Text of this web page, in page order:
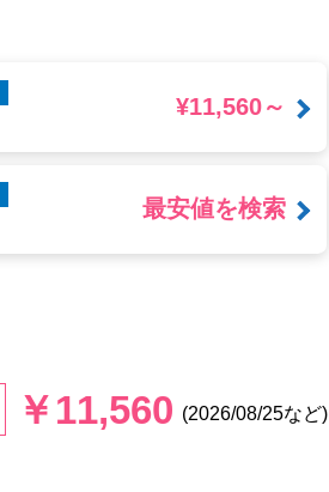
¥11,560～
最安値を検索
￥11,560 (2026/08/25など)